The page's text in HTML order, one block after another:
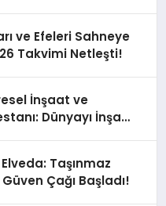
ve Efeleri Sahneye
Takvimi Netleşti!
İnşaat ve
Dünyayı İnşa
Taşınmaz
Çağı Başladı!